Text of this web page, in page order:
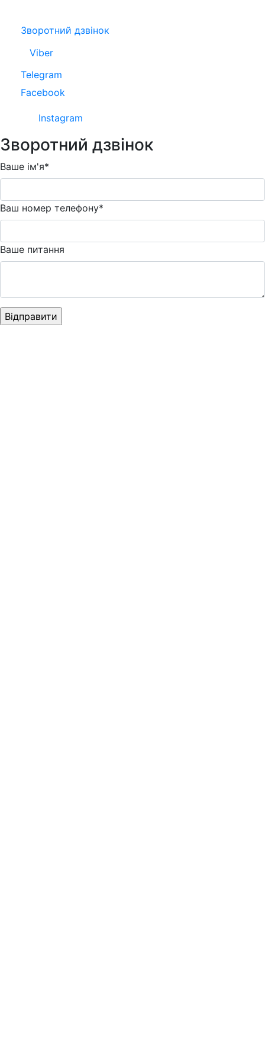
Зворотний дзвінок
Viber
Telegram
Facebook
Instagram
Зворотний дзвінок
Ваше ім'я*
Ваш номер телефону*
Ваше питання